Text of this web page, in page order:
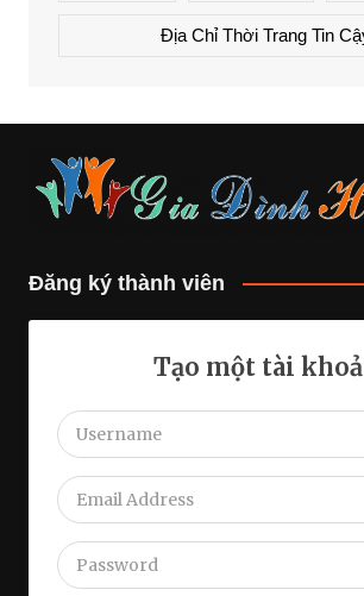
Địa Chỉ Thời Trang Tin
Đăng ký thành viên
Tạo một tài